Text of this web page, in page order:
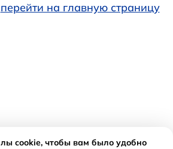
перейти на главную страницу
cookie, чтобы вам было удобно